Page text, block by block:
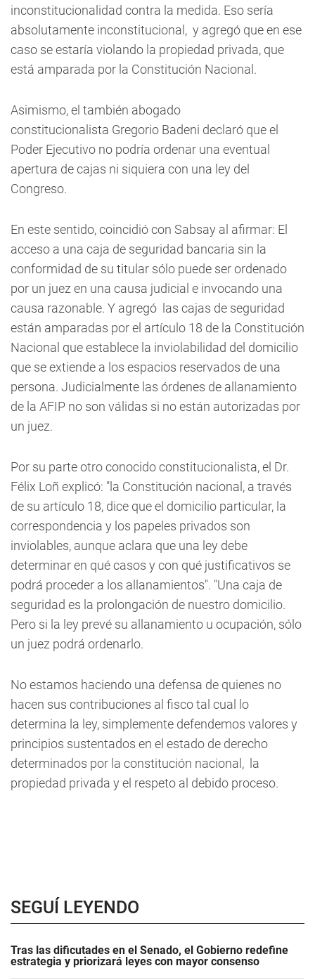
inconstitucionalidad contra la medida. Eso sería
absolutamente inconstitucional, y agregó que en ese
caso se estaría violando la propiedad privada, que
está amparada por la Constitución Nacional.
Asimismo, el también abogado
constitucionalista Gregorio Badeni declaró que el
Poder Ejecutivo no podría ordenar una eventual
apertura de cajas ni siquiera con una ley del
Congreso.
En este sentido, coincidió con Sabsay al afirmar: El
acceso a una caja de seguridad bancaria sin la
conformidad de su titular sólo puede ser ordenado
por un juez en una causa judicial e invocando una
causa razonable. Y agregó las cajas de seguridad
están amparadas por el artículo 18 de la Constitución
Nacional que establece la inviolabilidad del domicilio
que se extiende a los espacios reservados de una
persona. Judicialmente las órdenes de allanamiento
de la AFIP no son válidas si no están autorizadas por
un juez.
Por su parte otro conocido constitucionalista, el Dr.
Félix Loñ explicó: "la Constitución nacional, a través
de su artículo 18, dice que el domicilio particular, la
correspondencia y los papeles privados son
inviolables, aunque aclara que una ley debe
determinar en qué casos y con qué justificativos se
podrá proceder a los allanamientos". "Una caja de
seguridad es la prolongación de nuestro domicilio.
Pero si la ley prevé su allanamiento u ocupación, sólo
un juez podrá ordenarlo.
No estamos haciendo una defensa de quienes no
hacen sus contribuciones al fisco tal cual lo
determina la ley, simplemente defendemos valores y
principios sustentados en el estado de derecho
determinados por la constitución nacional, la
propiedad privada y el respeto al debido proceso.
SEGUÍ LEYENDO
Tras las dificutades en el Senado, el Gobierno redefine
estrategia y priorizará leyes con mayor consenso